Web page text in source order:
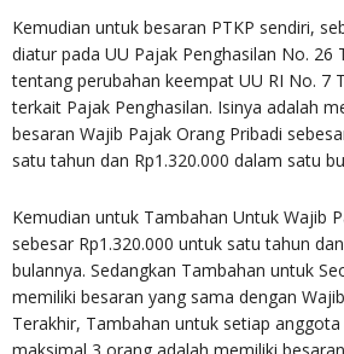
Kemudian untuk besaran PTKP sendiri,
diatur pada UU Pajak Penghasilan No. 26
tentang perubahan keempat UU RI No. 7
terkait Pajak Penghasilan. Isinya adalah
besaran Wajib Pajak Orang Pribadi
satu tahun dan Rp1.320.000 dalam satu
Kemudian untuk Tambahan Untuk Wajib
sebesar Rp1.320.000 untuk satu tahun
bulannya. Sedangkan Tambahan untuk
memiliki besaran yang sama dengan
Terakhir, Tambahan untuk setiap